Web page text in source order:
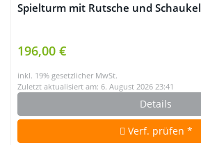
Spielturm mit Rutsche und Schaukel
196,00 €
inkl. 19% gesetzlicher MwSt.
Zuletzt aktualisiert am: 6. August 2026 23:41
Details
Verf. prüfen *